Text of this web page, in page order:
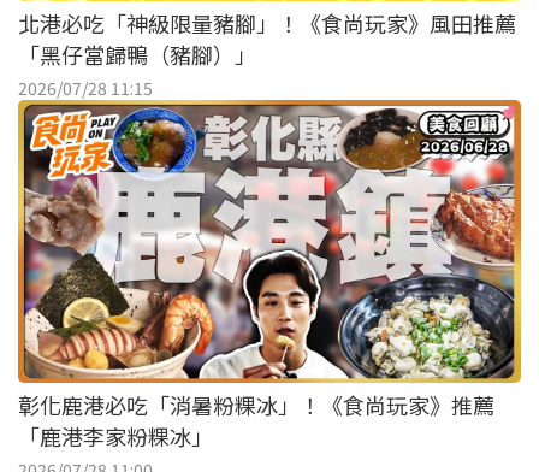
北港必吃「神級限量豬腳」！《食尚玩家》風田推薦
「黑仔當歸鴨（豬腳）」
2026/07/28 11:15
彰化鹿港必吃「消暑粉粿冰」！《食尚玩家》推薦
「鹿港李家粉粿冰」